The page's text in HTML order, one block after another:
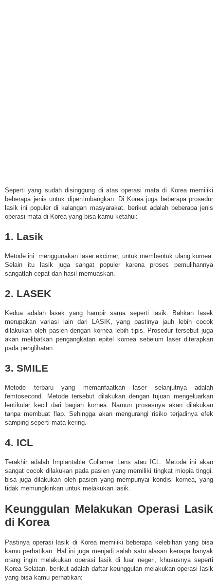
Seperti yang sudah disinggung di atas operasi mata di Korea memiliki
beberapa jenis untuk dipertimbangkan. Di Korea juga beberapa prosedur
lasik ini populer di kalangan masyarakat. berikut adalah beberapa jenis
operasi mata di Korea yang bisa kamu ketahui:
1. Lasik
Metode ini menggunakan laser excimer, untuk membentuk ulang kornea.
Selain itu lasik juga sangat populer karena proses pemulihannya
sangatlah cepat dan hasil memuaskan.
2. LASEK
Kedua adalah lasek yang hampir sama seperti lasik. Bahkan lasek
merupakan variasi lain dari LASIK, yang pastinya jauh lebih cocok
dilakukan oleh pasien dengan kornea lebih tipis. Prosedur tersebut juga
akan melibatkan pengangkatan epitel kornea sebelum laser diterapkan
pada penglihatan.
3. SMILE
Metode terbaru yang memanfaatkan laser selanjutnya adalah
femtosecond. Metode tersebut dilakukan dengan tujuan mengeluarkan
lentikular kecil dari bagian kornea. Namun prosesnya akan dilakukan
tanpa membuat flap. Sehingga akan mengurangi risiko terjadinya efek
samping seperti mata kering.
4. ICL
Terakhir adalah Implantable Collamer Lens atau ICL. Metode ini akan
sangat cocok dilakukan pada pasien yang memiliki tingkat miopia tinggi.
bisa juga dilakukan oleh pasien yang mempunyai kondisi kornea, yang
tidak memungkinkan untuk melakukan lasik.
Keunggulan Melakukan Operasi Lasik
di Korea
Pastinya operasi lasik di Korea memiliki beberapa kelebihan yang bisa
kamu perhatikan. Hal ini juga menjadi salah satu alasan kenapa banyak
orang ingin melakukan operasi lasik di luar negeri, khususnya seperti
Korea Selatan. berikut adalah daftar keunggulan melakukan operasi lasik
yang bisa kamu perhatikan: